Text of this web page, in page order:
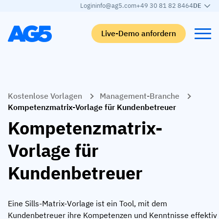
Logininfo@ag5.com+49 30 81 82 8464DE
Live-Demo anfordern
Qualifikationsmatrix
Kompetenzmatrix
Kompetenzbibliothek
Kompetenzmanagement
KI-Skill-Zusammenführung
Mitarbeiter
Nach branche
Automobilbranche
Nahrungsmittelbranche
Logistik
Medizinische Fertigung
Alle Branchen anzeigen
Automobilbranche
Adient
Logistik
Base Logistics
Lernen
AG5 Blog-Beiträge
White papers
Partnerprogramm
Webinars
Support
Kostenlose Vorlagen
Management-Branche
Kompetenzmatrix-Vorlage für Kundenbetreuer
Kompetenzmatrix-
Vorlage für
Kundenbetreuer
Eine Sills-Matrix-Vorlage ist ein Tool, mit dem
Kundenbetreuer ihre Kompetenzen und Kenntnisse effektiv